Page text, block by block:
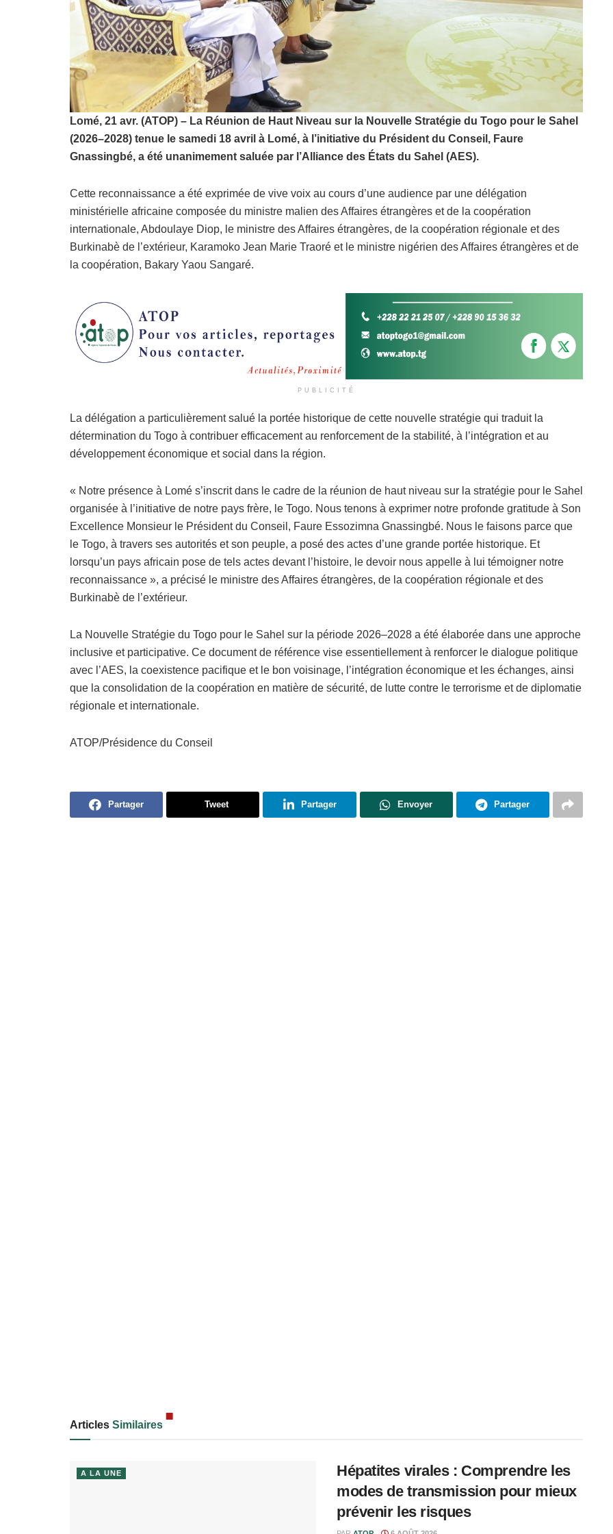
Lomé, 21 avr. (ATOP) – La Réunion de Haut Niveau sur la Nouvelle Stratégie du Togo pour le Sahel
(2026–2028) tenue le samedi 18 avril à Lomé, à l’initiative du Président du Conseil, Faure
Gnassingbé, a été unanimement saluée par l’Alliance des États du Sahel (AES).
Cette reconnaissance a été exprimée de vive voix au cours d’une audience par une délégation
ministérielle africaine composée du ministre malien des Affaires étrangères et de la coopération
internationale, Abdoulaye Diop, le ministre des Affaires étrangères, de la coopération régionale et des
Burkinabè de l’extérieur, Karamoko Jean Marie Traoré et le ministre nigérien des Affaires étrangères et de
la coopération, Bakary Yaou Sangaré.
PUBLICITÉ
La délégation a particulièrement salué la portée historique de cette nouvelle stratégie qui traduit la
détermination du Togo à contribuer efficacement au renforcement de la stabilité, à l’intégration et au
développement économique et social dans la région.
« Notre présence à Lomé s’inscrit dans le cadre de la réunion de haut niveau sur la stratégie pour le Sahel
organisée à l’initiative de notre pays frère, le Togo. Nous tenons à exprimer notre profonde gratitude à Son
Excellence Monsieur le Président du Conseil, Faure Essozimna Gnassingbé. Nous le faisons parce que
le Togo, à travers ses autorités et son peuple, a posé des actes d’une grande portée historique. Et
lorsqu’un pays africain pose de tels actes devant l’histoire, le devoir nous appelle à lui témoigner notre
reconnaissance », a précisé le ministre des Affaires étrangères, de la coopération régionale et des
Burkinabè de l’extérieur.
La Nouvelle Stratégie du Togo pour le Sahel sur la période 2026–2028 a été élaborée dans une approche
inclusive et participative. Ce document de référence vise essentiellement à renforcer le dialogue politique
avec l’AES, la coexistence pacifique et le bon voisinage, l’intégration économique et les échanges, ainsi
que la consolidation de la coopération en matière de sécurité, de lutte contre le terrorisme et de diplomatie
régionale et internationale.
ATOP/Présidence du Conseil
Partager Tweet Partager Envoyer Partager
Articles Similaires
A LA UNE
Hépatites virales : Comprendre les
modes de transmission pour mieux
prévenir les risques